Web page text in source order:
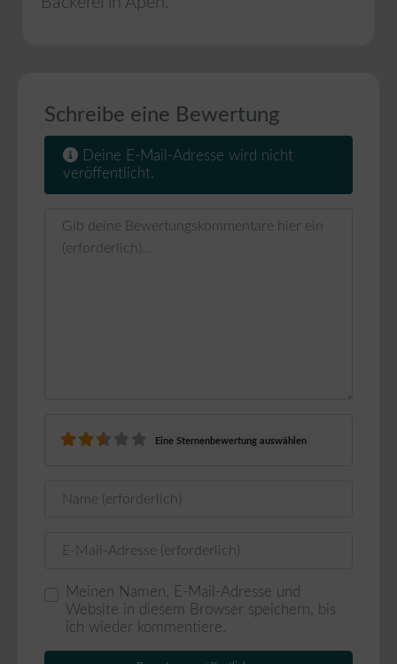
Schreibe eine Bewertung
Deine E-Mail-Adresse wird nicht
veröffentlicht.
Eine Sternenbewertung auswählen
Meinen Namen, E-Mail-Adresse und
Website in diesem Browser speichern, bis
ich wieder kommentiere.